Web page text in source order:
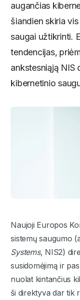
augančias
šiandien skiria
saugai užtikrinti.
tendencijas,
ankstesniąją NIS
kibernetinio
Naujoji Europos
sistemų saugumo
Systems, NIS2)
susidomėjimą ir
nuolat kintančius
ši direktyva dar tik